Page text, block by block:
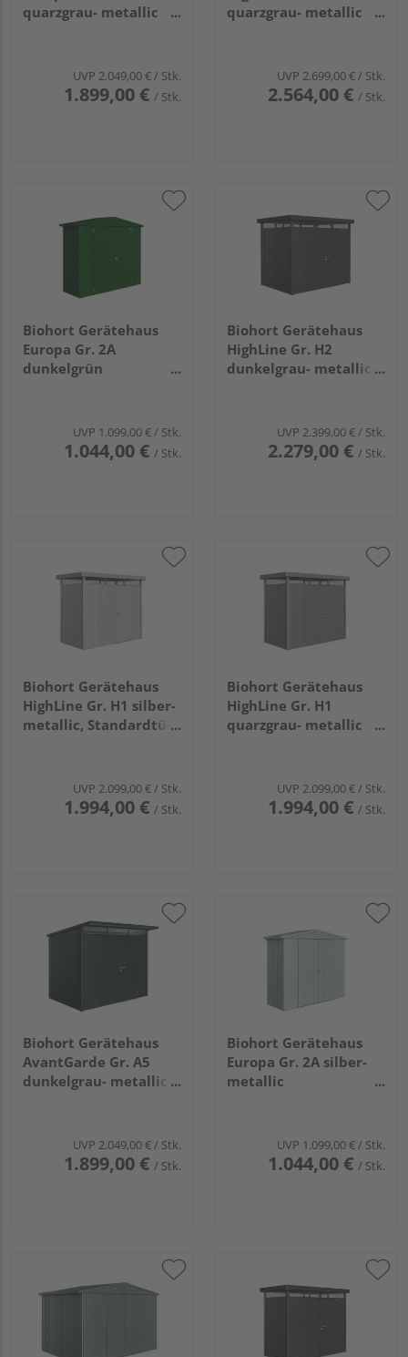
quarzgrau- metallic
UVP 2.049,00 € / Stk.
1.899,00 € / Stk.
quarzgrau- metallic
UVP 2.699,00 € / Stk.
2.564,00 € / Stk.
Biohort Gerätehaus
Europa Gr. 2A
dunkelgrün
UVP 1.099,00 €/ Stk.
1.044,00 € / Stk.
Biohort Gerätehaus
HighLine Gr. H2
dunkelgrau- metallic,
UVP 2.399,00 €/ Stk.
2.279,00 € / Stk.
Biohort Gerätehaus
HighLine Gr. H1 silber-
metallic, Standardtür
UVP 2.099,00 €/ Stk.
1.994,00 € / Stk.
Biohort Gerätehaus
HighLine Gr. H1
quarzgrau- metallic
UVP 2.099,00 €/ Stk.
1.994,00 € / Stk.
Biohort Gerätehaus
AvantGarde Gr. A5
dunkelgrau- metallic
UVP 2.049,00 €/ Stk.
1.899,00 € / Stk.
Biohort Gerätehaus
Europa Gr. 2A silber-
metallic
UVP 1.099,00 €/ Stk.
1.044,00 € / Stk.